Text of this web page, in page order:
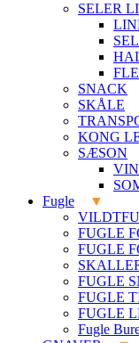
SELER
SNACK
SKÅLE
KONG
SÆSON
Fugle
FUGLE
FUGLE
FUGLE
FUGLE
FUGLE
Fugle